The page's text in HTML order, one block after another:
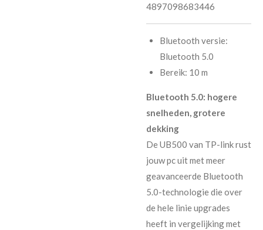
4897098683446
Bluetooth versie:
Bluetooth 5.0
Bereik: 10 m
Bluetooth 5.0: hogere
snelheden, grotere
dekking
De UB500 van TP-link rust
jouw pc uit met meer
geavanceerde Bluetooth
5.0-technologie die over
de hele linie upgrades
heeft in vergelijking met